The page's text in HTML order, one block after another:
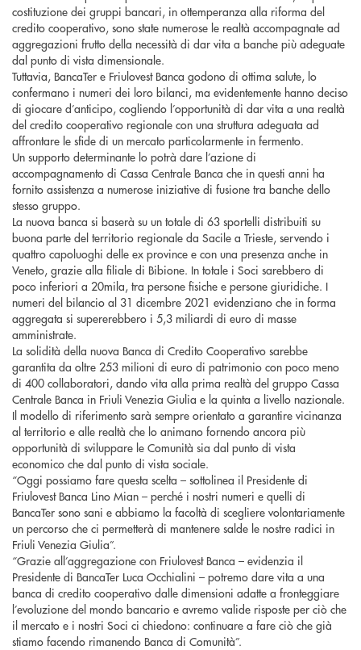
costituzione dei gruppi bancari, in ottemperanza alla riforma del
credito cooperativo, sono state numerose le realtà accompagnate ad
aggregazioni frutto della necessità di dar vita a banche più adeguate
dal punto di vista dimensionale.
Tuttavia, BancaTer e Friulovest Banca godono di ottima salute, lo
confermano i numeri dei loro bilanci, ma evidentemente hanno deciso
di giocare d’anticipo, cogliendo l’opportunità di dar vita a una realtà
del credito cooperativo regionale con una struttura adeguata ad
affrontare le sfide di un mercato particolarmente in fermento.
Un supporto determinante lo potrà dare l’azione di
accompagnamento di Cassa Centrale Banca che in questi anni ha
fornito assistenza a numerose iniziative di fusione tra banche dello
stesso gruppo.
La nuova banca si baserà su un totale di 63 sportelli distribuiti su
buona parte del territorio regionale da Sacile a Trieste, servendo i
quattro capoluoghi delle ex province e con una presenza anche in
Veneto, grazie alla filiale di Bibione. In totale i Soci sarebbero di
poco inferiori a 20mila, tra persone fisiche e persone giuridiche. I
numeri del bilancio al 31 dicembre 2021 evidenziano che in forma
aggregata si supererebbero i 5,3 miliardi di euro di masse
amministrate.
La solidità della nuova Banca di Credito Cooperativo sarebbe
garantita da oltre 253 milioni di euro di patrimonio con poco meno
di 400 collaboratori, dando vita alla prima realtà del gruppo Cassa
Centrale Banca in Friuli Venezia Giulia e la quinta a livello nazionale.
Il modello di riferimento sarà sempre orientato a garantire vicinanza
al territorio e alle realtà che lo animano fornendo ancora più
opportunità di sviluppare le Comunità sia dal punto di vista
economico che dal punto di vista sociale.
“Oggi possiamo fare questa scelta – sottolinea il Presidente di
Friulovest Banca Lino Mian – perché i nostri numeri e quelli di
BancaTer sono sani e abbiamo la facoltà di scegliere volontariamente
un percorso che ci permetterà di mantenere salde le nostre radici in
Friuli Venezia Giulia”.
“Grazie all’aggregazione con Friulovest Banca – evidenzia il
Presidente di BancaTer Luca Occhialini – potremo dare vita a una
banca di credito cooperativo dalle dimensioni adatte a fronteggiare
l’evoluzione del mondo bancario e avremo valide risposte per ciò che
il mercato e i nostri Soci ci chiedono: continuare a fare ciò che già
stiamo facendo rimanendo Banca di Comunità”.